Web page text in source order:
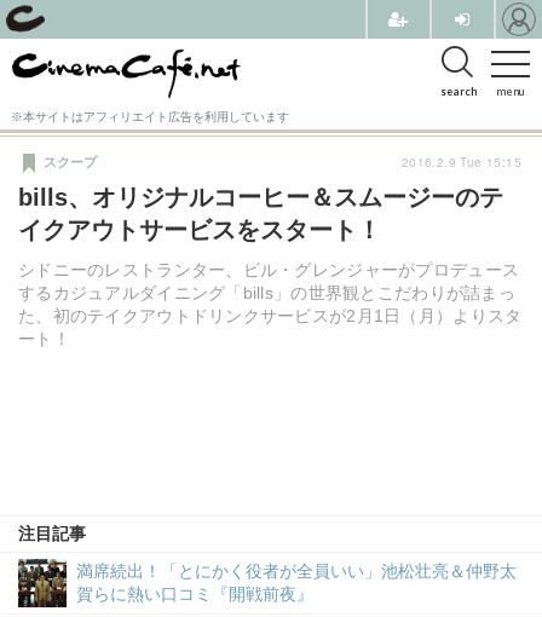
menu
search
※本サイトはアフィリエイト広告を利用しています
bills、オリジナルコーヒー＆スムージーのテ
イクアウトサービスをスタート！
シドニーのレストランター、ビル・グレンジャーがプロデュース
するカジュアルダイニング「bills」の世界観とこだわりが詰まっ
た、初のテイクアウトドリンクサービスが2月1日（月）よりスタ
ート！
スクープ
注目記事
満席続出！「とにかく役者が全員いい」池松壮亮＆仲野太
賀らに熱い口コミ『開戦前夜』
2016.2.9 Tue 15:15